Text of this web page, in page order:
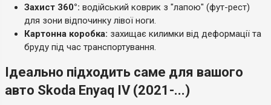
Захист 360°: водійський коврик з "лапою" (фут-рест)
для зони відпочинку лівої ноги.
Картонна коробка: захищає килимки від деформації та
бруду під час транспортування.
Ідеально підходить саме для вашого
авто Skoda Enyaq IV (2021-...)